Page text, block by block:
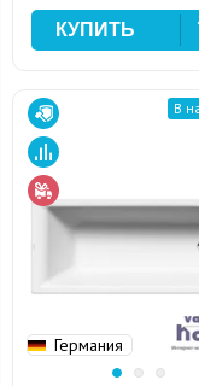
Германия
В